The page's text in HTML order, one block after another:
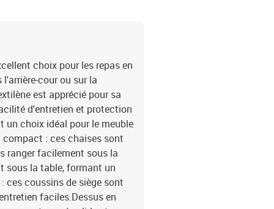
choix pour les repas en
cour ou sur la
est apprécié pour sa
d'entretien et protection
un choix idéal pour le meuble
: ces chaises sont
ranger facilement sous la
sous la table, formant un
ces coussins de siège sont
faciles.Dessus en